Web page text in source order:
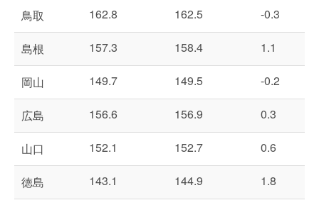
鳥取 162.8 162.5 -0.3
島根 157.3 158.4 1.1
岡山 149.7 149.5 -0.2
広島 156.6 156.9 0.3
山口 152.1 152.7 0.6
徳島 143.1 144.9 1.8